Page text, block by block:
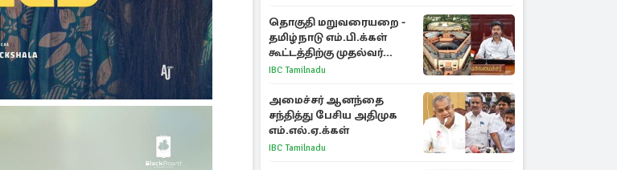
தொகுதி மறுவரையறை -
தமிழ்நாடு எம்.பி.க்கள்
கூட்டத்திற்கு முதல்வர்
விஜய் அழைப்பு
IBC Tamilnadu
அமைச்சர் ஆனந்தை
சந்தித்து பேசிய அதிமுக
எம்.எல்.ஏ.க்கள்
IBC Tamilnadu